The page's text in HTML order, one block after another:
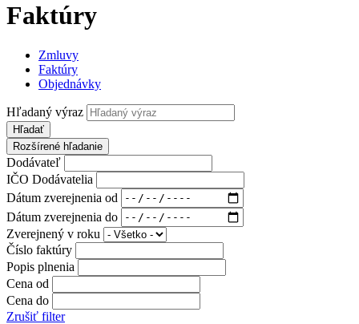
Faktúry
Zmluvy
Faktúry
Objednávky
Hľadaný výraz
Hľadať
Rozšírené hľadanie
Dodávateľ
IČO Dodávatelia
Dátum zverejnenia od
Dátum zverejnenia do
Zverejnený v roku
Číslo faktúry
Popis plnenia
Cena od
Cena do
Zrušiť filter